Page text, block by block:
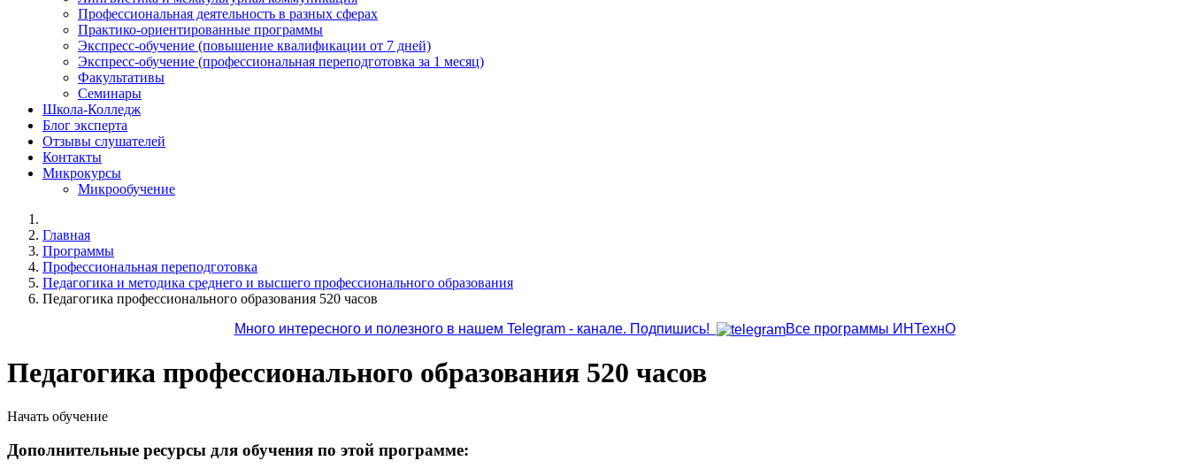
Профессиональная деятельность в разных сферах
Практико-ориентированные программы
Экспресс-обучение (повышение квалификации от 7 дней)
Экспресс-обучение (профессиональная переподготовка за 1 месяц)
Факультативы
Семинары
Школа-Колледж
Блог эксперта
Отзывы слушателей
Контакты
Микрокурсы
Микрообучение
Главная
Программы
Профессиональная переподготовка
Педагогика и методика среднего и высшего профессионального образования
Педагогика профессионального образования 520 часов
Много интересного и полезного в нашем Telegram - канале. Подпишись!
Все программы ИНТехнО
Педагогика профессионального образования 520 часов
Начать обучение
Дополнительные ресурсы для обучения по этой программе: